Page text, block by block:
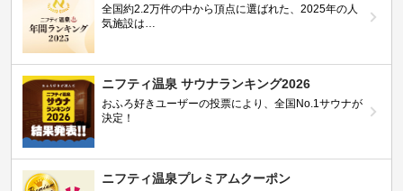
全国約2.2万件の中から頂点に選ばれた、2025年の人
気施設は…
ニフティ温泉 サウナランキング2026
おふろ好きユーザーの投票により、全国No.1サウナが
決定！
ニフティ温泉プレミアムクーポン